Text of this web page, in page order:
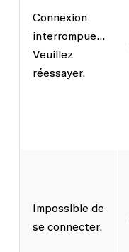
Connexion
interrompue…
Veuillez
réessayer.
Impossible de
se connecter.